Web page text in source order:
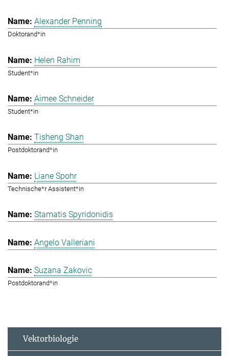
Alexander Penning
Doktorand*in
Helen Rahim
Student*in
Aimee Schneider
Student*in
Tisheng Shan
Postdoktorand*in
Liane Spohr
Technische*r Assistent*in
Stamatis Spyridonidis
Angelo Valleriani
Suzana Zakovic
Postdoktorand*in
Vektorbiologie